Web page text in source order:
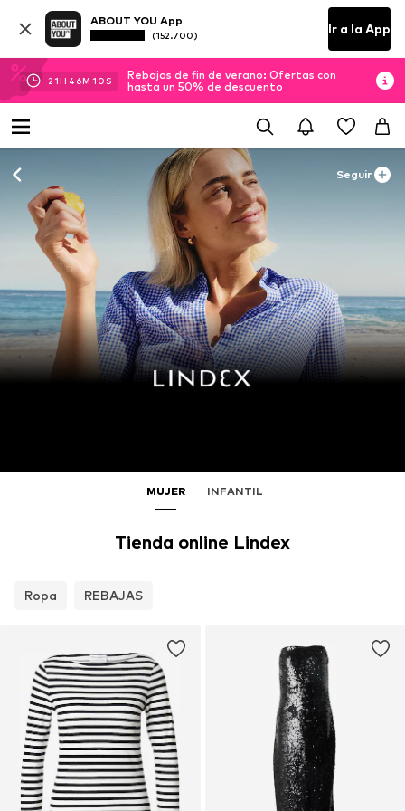
ABOUT YOU App
(152.700) Ir a la App
21H 46M 08 S
Rebajas de fin de verano: Ofertas con
hasta un 50% de descuento
Seguir
MUJER INFANTIL
Tienda online Lindex
Ropa REBAJAS